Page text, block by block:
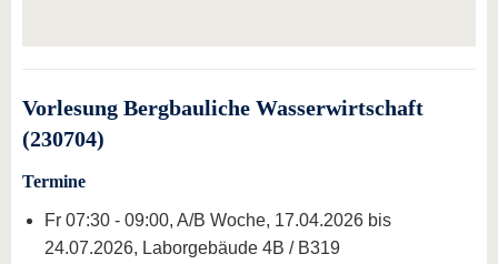
Vorlesung Bergbauliche Wasserwirtschaft
(230704)
Termine
Fr 07:30 - 09:00, A/B Woche, 17.04.2026 bis
24.07.2026, Laborgebäude 4B / B319